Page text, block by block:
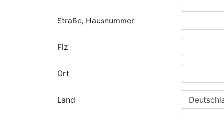
Straße, Hausnummer
Plz
Ort
Land